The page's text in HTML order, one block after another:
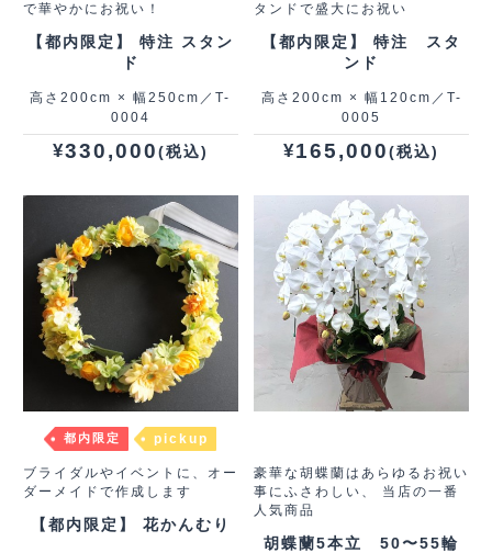
で華やかにお祝い！
【都内限定】 特注 スタン
ド
高さ200cm × 幅250cm／T-
0004
¥330,000(税込)
タンドで盛大にお祝い
【都内限定】 特注 スタ
ンド
高さ200cm × 幅120cm／T-
0005
¥165,000(税込)
都内限定 pickup
ブライダルやイベントに、オー
ダーメイドで作成します
【都内限定】 花かんむり
豪華な胡蝶蘭はあらゆるお祝い
事にふさわしい、 当店の一番
人気商品
胡蝶蘭5本立 50〜55輪